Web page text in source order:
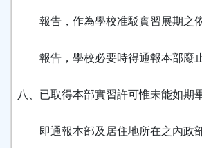
報告，作為學校准駁實習展期之
報告，學校必要時得通報本部廢止
八、已取得本部實習許可惟未能如期
即通報本部及居住地所在之內政